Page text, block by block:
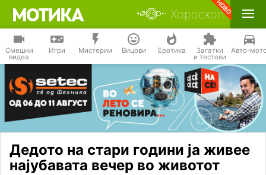
Хороскоп
Смешни
видеа
Игри Мистерии Вицови Еротика Загатки
и тестови
Авто-
Дедото на стари години ја живее
најубавата вечер во животот